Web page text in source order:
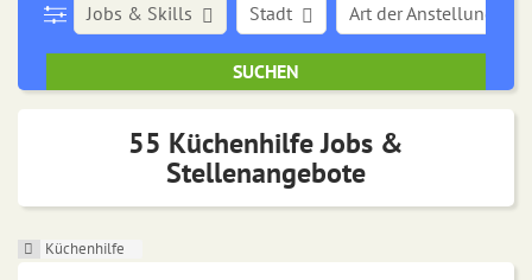
Stadt Art der Anstellung
Jobs & Skills
55 Küchenhilfe Jobs &
Stellenangebote
Küchenhilfe